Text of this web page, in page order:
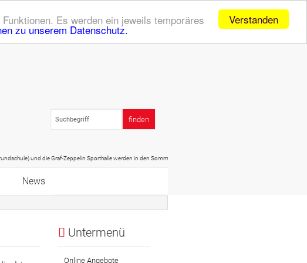
Verstanden
Es werden ein jeweils temporäres
zu unserem Datenschutz.
und die Graf-Zeppelin Sporthalle werden in den Sommerferien (20.07. - 01.09.) geschlossen sein! Daher dort kein
News
Untermenü
Online Angebote